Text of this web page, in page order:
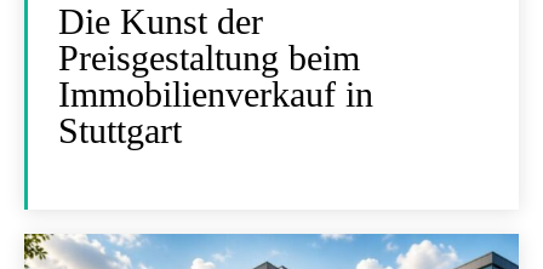
Die Kunst der
Preisgestaltung beim
Immobilienverkauf in
Stuttgart